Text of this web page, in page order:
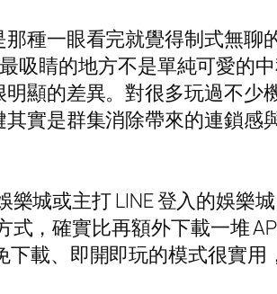
種一眼看完就覺得制式無聊
吸睛的地方不是單純可愛的
顯的差異。對很多玩過不
實是群集消除帶來的連鎖
城或主打 LINE 登入的娛樂
，確實比再額外下載一堆
載、即開即玩的模式很實